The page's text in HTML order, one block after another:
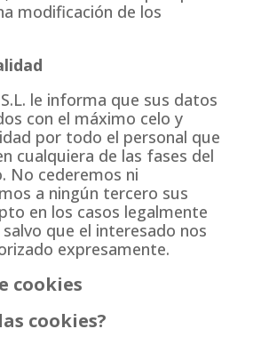
modificación de los
S.L. le informa que sus datos
con el máximo celo y
por todo el personal que
cualquiera de las fases del
No cederemos ni
a ningún tercero sus
en los casos legalmente
que el interesado nos
expresamente.
cookies
cookies?